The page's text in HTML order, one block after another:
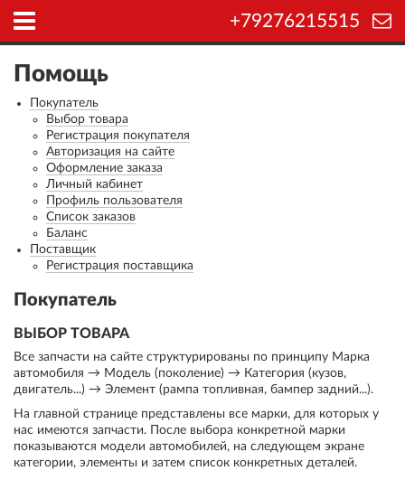
+79276215515
Помощь
Покупатель
Выбор товара
Регистрация покупателя
Авторизация на сайте
Оформление заказа
Личный кабинет
Профиль пользователя
Список заказов
Баланс
Поставщик
Регистрация поставщика
Покупатель
ВЫБОР ТОВАРА
Все запчасти на сайте структурированы по принципу Марка
автомобиля → Модель (поколение) → Категория (кузов,
двигатель...) → Элемент (рампа топливная, бампер задний...).
На главной странице представлены все марки, для которых у
нас имеются запчасти. После выбора конкретной марки
показываются модели автомобилей, на следующем экране
категории, элементы и затем список конкретных деталей.